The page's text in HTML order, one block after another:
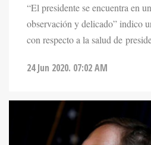
“El presidente se encuentra en
observación y delicado” indico
con respecto a la salud de
24 Jun 2020. 07:02 AM